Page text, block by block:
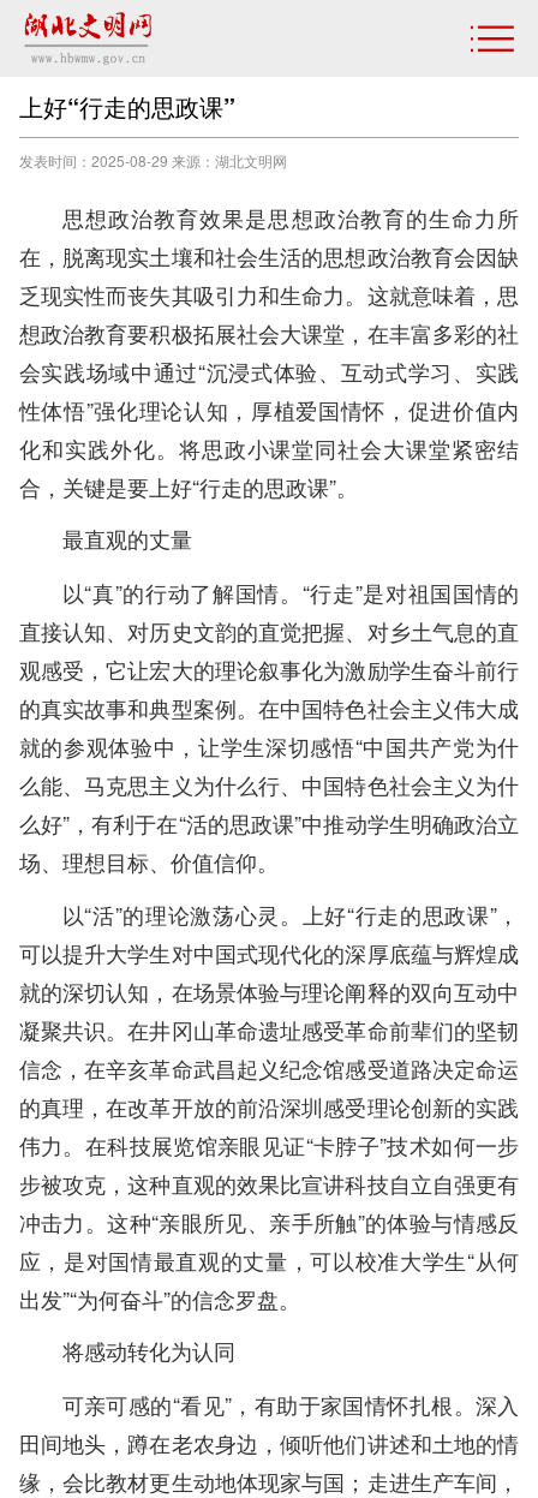
上好“行走的思政课”
发表时间：2025-08-29 来源：湖北文明网
思想政治教育效果是思想政治教育的生命力所
在，脱离现实土壤和社会生活的思想政治教育会因缺
乏现实性而丧失其吸引力和生命力。这就意味着，思
想政治教育要积极拓展社会大课堂，在丰富多彩的社
会实践场域中通过“沉浸式体验、互动式学习、实践
性体悟”强化理论认知，厚植爱国情怀，促进价值内
化和实践外化。将思政小课堂同社会大课堂紧密结
合，关键是要上好“行走的思政课”。
最直观的丈量
以“真”的行动了解国情。“行走”是对祖国国情的
直接认知、对历史文韵的直觉把握、对乡土气息的直
观感受，它让宏大的理论叙事化为激励学生奋斗前行
的真实故事和典型案例。在中国特色社会主义伟大成
就的参观体验中，让学生深切感悟“中国共产党为什
么能、马克思主义为什么行、中国特色社会主义为什
么好”，有利于在“活的思政课”中推动学生明确政治立
场、理想目标、价值信仰。
以“活”的理论激荡心灵。上好“行走的思政课”，
可以提升大学生对中国式现代化的深厚底蕴与辉煌成
就的深切认知，在场景体验与理论阐释的双向互动中
凝聚共识。在井冈山革命遗址感受革命前辈们的坚韧
信念，在辛亥革命武昌起义纪念馆感受道路决定命运
的真理，在改革开放的前沿深圳感受理论创新的实践
伟力。在科技展览馆亲眼见证“卡脖子”技术如何一步
步被攻克，这种直观的效果比宣讲科技自立自强更有
冲击力。这种“亲眼所见、亲手所触”的体验与情感反
应，是对国情最直观的丈量，可以校准大学生“从何
出发”“为何奋斗”的信念罗盘。
将感动转化为认同
可亲可感的“看见”，有助于家国情怀扎根。深入
田间地头，蹲在老农身边，倾听他们讲述和土地的情
缘，会比教材更生动地体现家与国；走进生产车间，